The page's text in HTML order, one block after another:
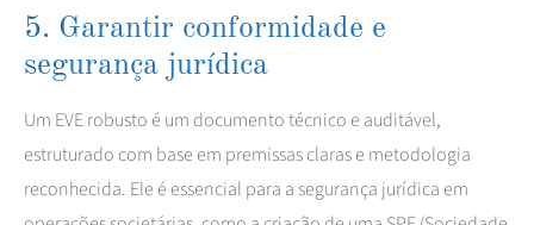
5. Garantir conformidade e
segurança jurídica
Um EVE robusto é um documento técnico e auditável,
estruturado com base em premissas claras e metodologia
reconhecida. Ele é essencial para a segurança jurídica em